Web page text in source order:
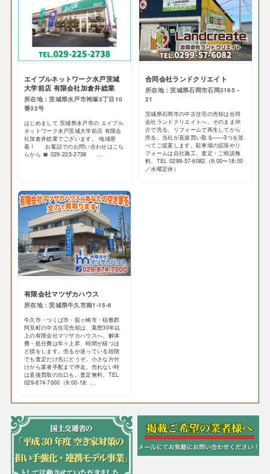
エイブルネットワーク水戸茨城
大学前店 有限会社加倉井総業
所在地：茨城県水戸市袴塚3丁目10
番32号
はじめまして 茨城県水戸市の エイブル
ネットワーク水戸茨城大学前店 有限会
社加倉井総業でございます。 地域密
着！ お電話でのお問い合わせはこち
らから ☎ 029-225-2738 ...
合同会社ランドクリエイト
所在地：茨城県石岡市石岡3165－
21
茨城県石岡市の中古住宅の売却は合同
会社ランドクリエイトへ。そのまま仲
介で売る、リフォームで再生してから
売る、当社が直接買い取る——3つを並
べてご提案します。駐車場の拡張やリ
フォームは自社施工。査定・ご相談無
料。TEL 0299-57-6082（9:00〜18:00
／水曜定休）
有限会社マツザカハウス
所在地：茨城県牛久市南1-15-6
牛久市・つくば市・龍ヶ崎市・稲敷郡
阿見町の中古住宅売却は、業歴30年以
上の有限会社マツザカハウスへ。解体
費・処分費は年々上昇、時間が経つほ
ど損をします。売るか迷っている段階
でも査定だけ先にどうぞ。小さな片付
けから業者手配まで伴走。売れない時
は直接買取の出口も。査定無料。TEL
029-874-7000（9:00-18: ...